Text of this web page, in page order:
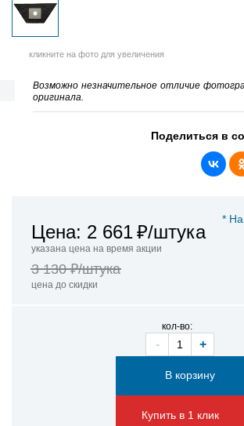
кликните на фото для увеличения
Возможно незначительное отличие
оригинала.
Поделиться в
*
Цена: 2 661₽/штука
указана цена на время акции
3 130 ₽/штука
цена до скидки
кол-во:
- +
Купить в 1 клик